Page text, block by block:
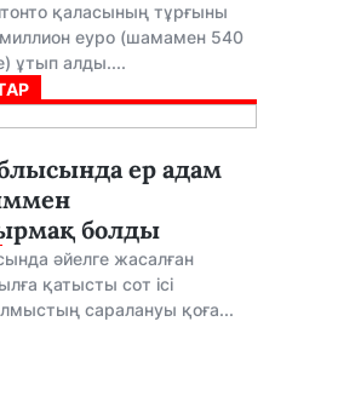
қаласының тұрғыны
еуро (шамамен 540
ұтып алды....
ер адам
болды
әйелге жасалған
қатысты сот ісі
саралануы қоға...